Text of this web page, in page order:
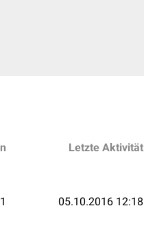
Letzte Aktivität
1 05.10.2016 12:18